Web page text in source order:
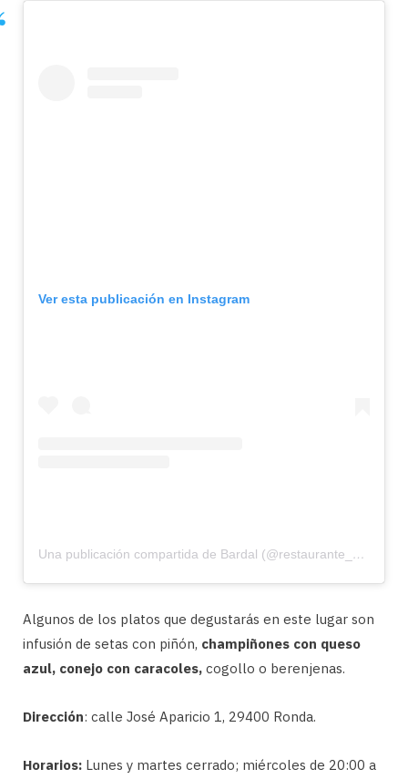
Ver esta publicación en Instagram
Una publicación compartida de Bardal (@restaurante_bardal)
Algunos de los platos que degustarás en este lugar son
infusión de setas con piñón, champiñones con queso
azul, conejo con caracoles, cogollo o berenjenas.
Dirección: calle José Aparicio 1, 29400 Ronda.
Horarios: Lunes y martes cerrado; miércoles de 20:00 a